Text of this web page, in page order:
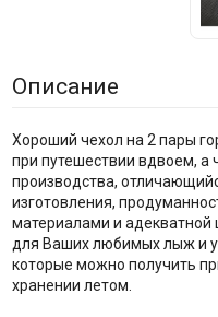
Описание
Хороший чехол на 2 пары
при путешествии вдвоем, а
производства,
изготовления,
материалами и адекватной
для Ваших любимых лыж и
которые можно получить
хранении летом.